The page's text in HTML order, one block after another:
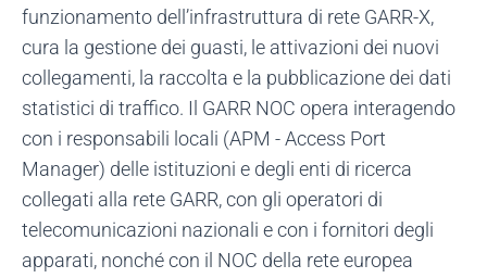
funzionamento dell’infrastruttura di rete GARR-X,
cura la gestione dei guasti, le attivazioni dei nuovi
collegamenti, la raccolta e la pubblicazione dei dati
statistici di traffico. Il GARR NOC opera interagendo
con i responsabili locali (APM - Access Port
Manager) delle istituzioni e degli enti di ricerca
collegati alla rete GARR, con gli operatori di
telecomunicazioni nazionali e con i fornitori degli
apparati, nonché con il NOC della rete europea